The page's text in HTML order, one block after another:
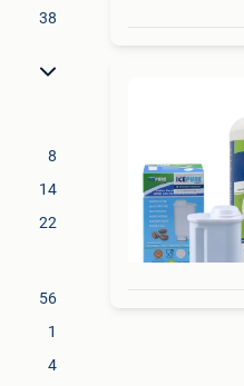
38
8
14
22
56
1
4